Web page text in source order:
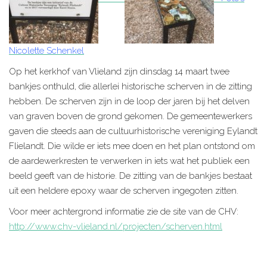
Nicolette Schenkel
Op het kerkhof van Vlieland zijn dinsdag 14 maart twee
bankjes onthuld, die allerlei historische scherven in de zitting
hebben. De scherven zijn in de loop der jaren bij het delven
van graven boven de grond gekomen. De gemeentewerkers
gaven die steeds aan de cultuurhistorische vereniging Eylandt
Flielandt. Die wilde er iets mee doen en het plan ontstond om
de aardewerkresten te verwerken in iets wat het publiek een
beeld geeft van de historie. De zitting van de bankjes bestaat
uit een heldere epoxy waar de scherven ingegoten zitten.
Voor meer achtergrond informatie zie de site van de CHV:
http://www.chv-vlieland.nl/projecten/scherven.html